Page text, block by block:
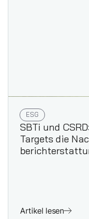
ESG
SBTi und
Targets die
Artikel lesen